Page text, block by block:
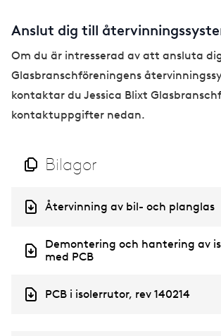
Anslut dig till
Om du är intresserad av att ansluta
Glasbranschföreningens
kontaktar du Jessica Blixt
kontaktuppgifter nedan.
Bilagor
D
u
m
t
Återvinning av bil- och planglas
D
o
m
Demontering och hantering av
med PCB
D
PCB i isolerrutor, rev 140214